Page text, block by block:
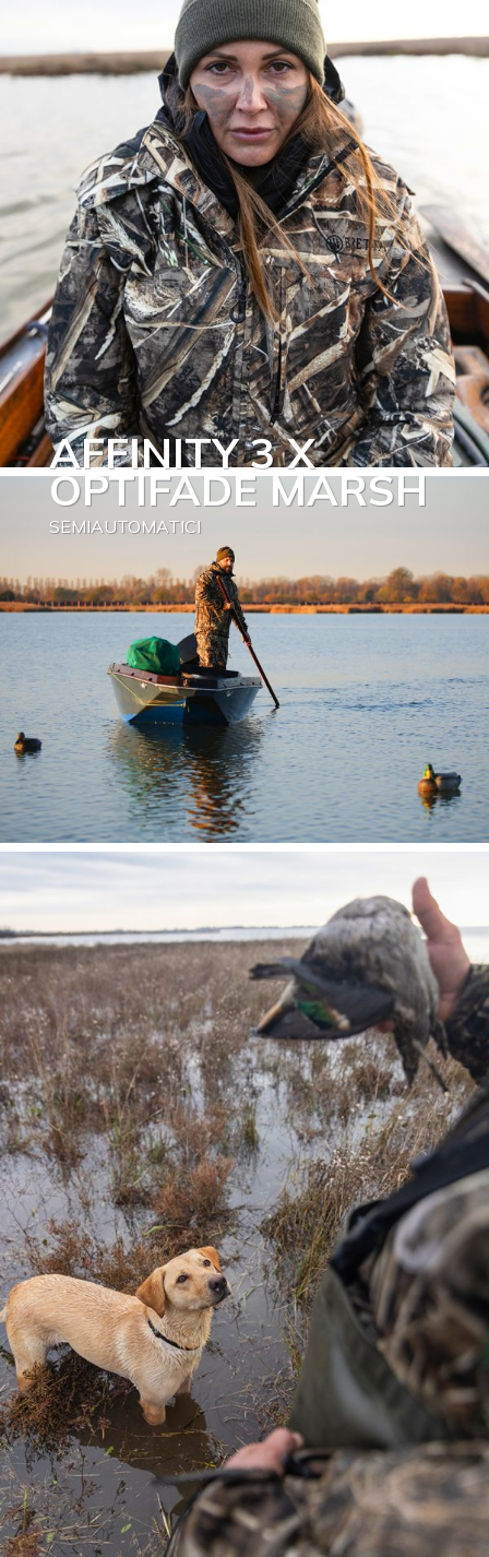
AFFINITY 3 X
OPTIFADE MARSH
SEMIAUTOMATICI